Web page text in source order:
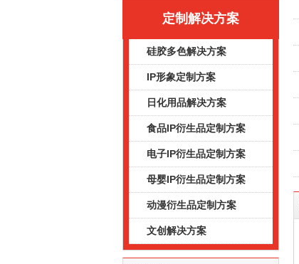
定制解决方案
硅胶多色解决方案
IP形象定制方案
日化用品解决方案
食品IP衍生品定制方案
电子IP衍生品定制方案
母婴IP衍生品定制方案
动漫衍生品定制方案
文创解决方案